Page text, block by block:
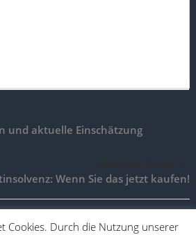
und aktuelle Einschätzung
Wenn Sie das jetzt kaufen!
Cookies. Durch die Nutzung unserer